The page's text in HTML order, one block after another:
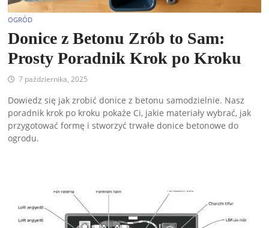
OGRÓD
Donice z Betonu Zrób to Sam:
Prosty Poradnik Krok po Kroku
7 października, 2025
Dowiedz się jak zrobić donice z betonu samodzielnie. Nasz
poradnik krok po kroku pokaże Ci, jakie materiały wybrać, jak
przygotować formę i stworzyć trwałe donice betonowe do
ogrodu.